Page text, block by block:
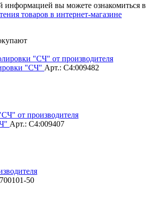
информацией вы можете ознакомиться в
товаров в интернет-магазине
"CЧ" Арт.: С4:009482
Арт.: С4:009407
50